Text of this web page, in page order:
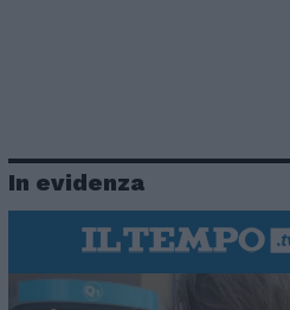
In evidenza